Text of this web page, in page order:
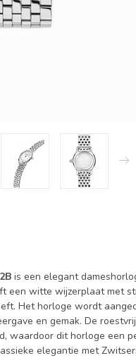
is een elegant
een witte wijzerplaat met
Het horloge wordt
en gemak. De
waardoor dit horloge een
elegantie met